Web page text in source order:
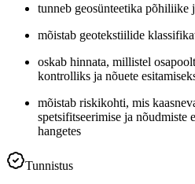
tunneb geosünteetika põhiliike
mõistab geotekstiilide
oskab hinnata, millistel
kontrolliks ja nõuete
mõistab riskikohti, mis
spetsifitseerimise ja nõudmiste
hangetes
Tunnistus